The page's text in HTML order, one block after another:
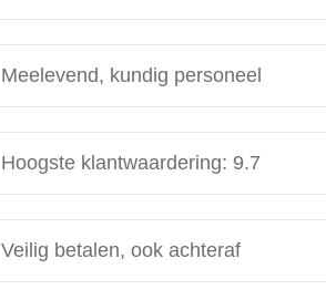
Meelevend, kundig personeel
Hoogste klantwaardering: 9.7
Veilig betalen, ook achteraf